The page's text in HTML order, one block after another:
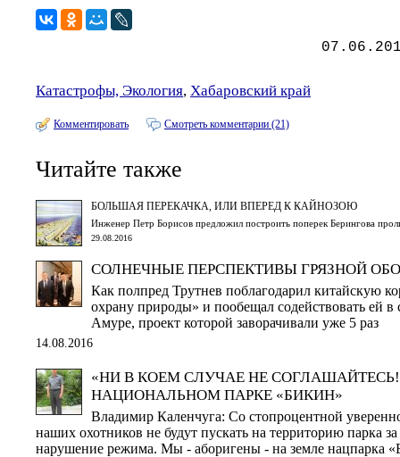
Катастрофы, Экология, Хабаровский край
Комментировать Смотреть комментарии (21)
Читайте также
БОЛЬШАЯ ПЕРЕКАЧКА, ИЛИ ВПЕРЕД К КАЙНОЗОЮ
Инженер Петр Борисов предложил построить поперек Берингова
29.08.2016
СОЛНЕЧНЫЕ ПЕРСПЕКТИВЫ ГРЯЗНОЙ
Как полпред Трутнев поблагодарил китайскую
охрану природы» и пообещал содействовать ей в
Амуре, проект которой заворачивали уже 5 раз
14.08.2016
«НИ В КОЕМ СЛУЧАЕ НЕ
НАЦИОНАЛЬНОМ ПАРКЕ «БИКИН»
Владимир Каленчуга: Со стопроцентной
наших охотников не будут пускать на территорию парка за
нарушение режима. Мы - аборигены - на земле нацпарка